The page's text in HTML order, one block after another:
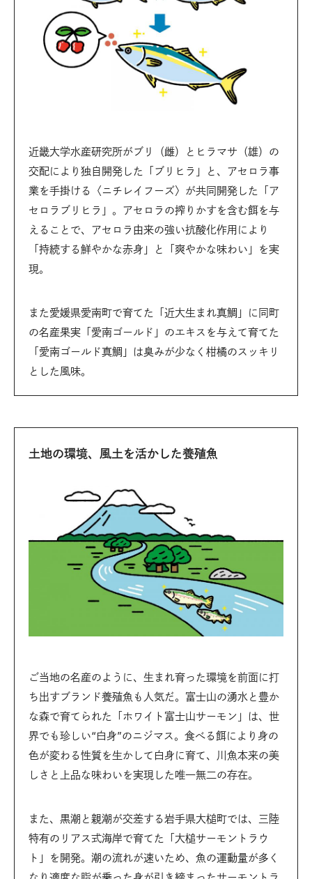
近畿大学水産研究所がブリ（雌）とヒラマサ（雄）の
交配により独自開発した「ブリヒラ」と、アセロラ事
業を手掛ける〈ニチレイフーズ〉が共同開発した「ア
セロラブリヒラ」。アセロラの搾りかすを含む餌を与
えることで、アセロラ由来の強い抗酸化作用により
「持続する鮮やかな赤身」と「爽やかな味わい」を実
現。
また愛媛県愛南町で育てた「近大生まれ真鯛」に同町
の名産果実「愛南ゴールド」のエキスを与えて育てた
「愛南ゴールド真鯛」は臭みが少なく柑橘のスッキリ
とした風味。
土地の環境、風土を活かした養殖魚
ご当地の名産のように、生まれ育った環境を前面に打
ち出すブランド養殖魚も人気だ。富士山の湧水と豊か
な森で育てられた「ホワイト富士山サーモン」は、世
界でも珍しい“白身”のニジマス。食べる餌により身の
色が変わる性質を生かして白身に育て、川魚本来の美
しさと上品な味わいを実現した唯一無二の存在。
また、黒潮と親潮が交差する岩手県大槌町では、三陸
特有のリアス式海岸で育てた「大槌サーモントラウ
ト」を開発。潮の流れが速いため、魚の運動量が多く